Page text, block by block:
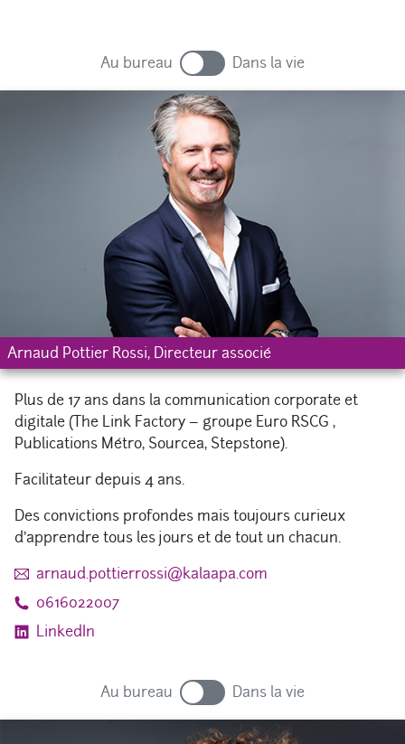
Au bureau Dans la vie
Arnaud Pottier Rossi, Directeur associé
Plus de 17 ans dans la communication corporate et
digitale (The Link Factory – groupe Euro RSCG ,
Publications Métro, Sourcea, Stepstone).
Facilitateur depuis 4 ans.
Des convictions profondes mais toujours curieux
d’apprendre tous les jours et de tout un chacun.
arnaud.pottierrossi@kalaapa.com
0616022007
LinkedIn
Arnaud Pottier Rossi, Directeur associé
Passe sa vie entre Nice 4 jours par semaine et Paris le
reste du temps.
Papa poule de deux enfants.
Passionné par le snowboard et le kitesurf.
Au bureau Dans la vie